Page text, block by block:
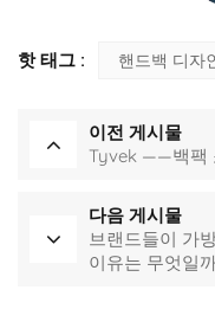
핫 태그 : 핸드백 디자
이전 게시물
Tyvek ——백팩
다음 게시물
브랜드들이 가
이유는 무엇일